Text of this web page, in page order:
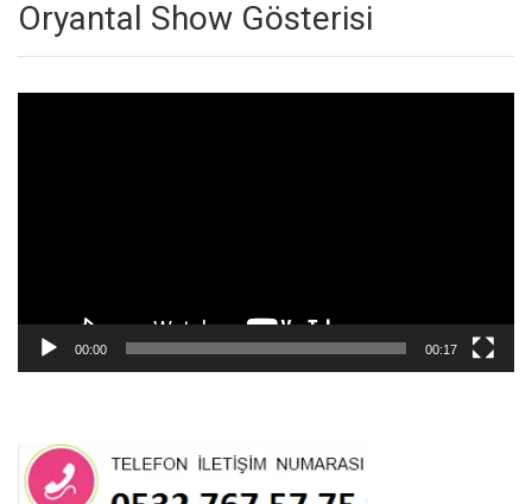
Oryantal Show Gösterisi
00:00 00:17